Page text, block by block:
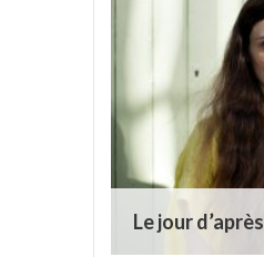
Le jour d’après